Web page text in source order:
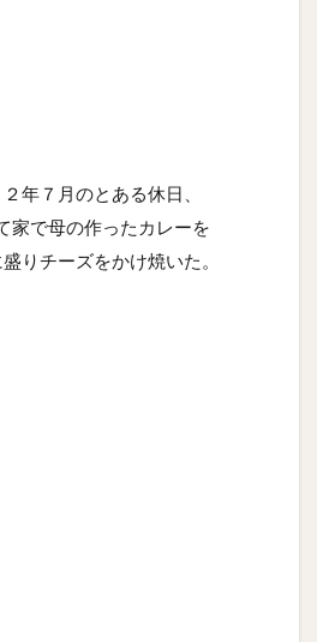
年７月のとある休日、
家で母の作ったカレーを
りチーズをかけ焼いた。